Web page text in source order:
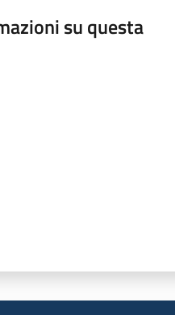
su questa